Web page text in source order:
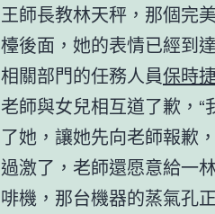
王師長教林天秤，那個完
檯後面，她的表情已經到
相關部門的任務人員保時
老師與女兒相互道了歉，
了她，讓她先向老師報歉
過激了，老師還愿意給一
啡機，那台機器的蒸氣孔